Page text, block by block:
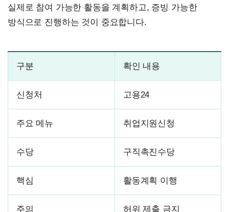
실제로 참여 가능한 활동을 계획하고, 증빙 가능한
방식으로 진행하는 것이 중요합니다.
구분 확인 내용
신청처 고용24
주요 메뉴 취업지원신청
수당 구직촉진수당
핵심 활동계획 이행
주의 허위 제출 금지